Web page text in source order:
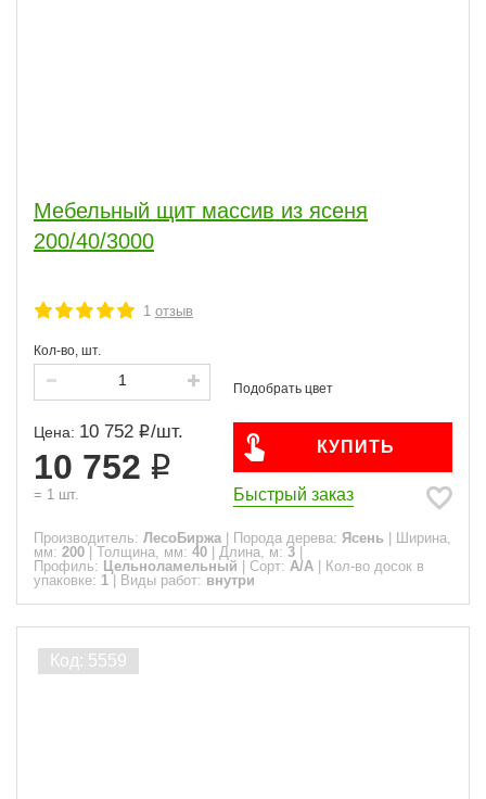
Мебельный щит массив из ясеня
200/40/3000
1 отзыв
Кол-во, шт.
Цена: 10 752 /шт.
10 752
= 1 шт.
КУПИТЬ
Быстрый заказ
Производитель: ЛесоБиржа Порода дерева: Ясень
Ширина,
мм: 200 Толщина, мм: 40 Длина, м: 3
Профиль: Цельноламельный Сорт: A/A
Кол-во досок в
упаковке: 1 Виды работ: внутри